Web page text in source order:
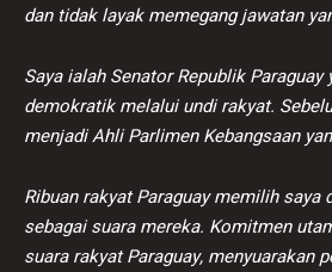
dan tidak layak memegang jawatan
Saya ialah Senator Republik
demokratik melalui undi rakyat.
menjadi Ahli Parlimen Kebangsaan
Ribuan rakyat Paraguay memilih saya
sebagai suara mereka. Komitmen
suara rakyat Paraguay, menyuarakan